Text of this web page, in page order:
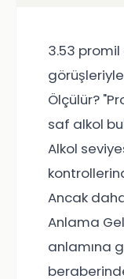
3.53
Ölçülür?
saf alkol
Alkol
Ancak
Anlama
anlamına